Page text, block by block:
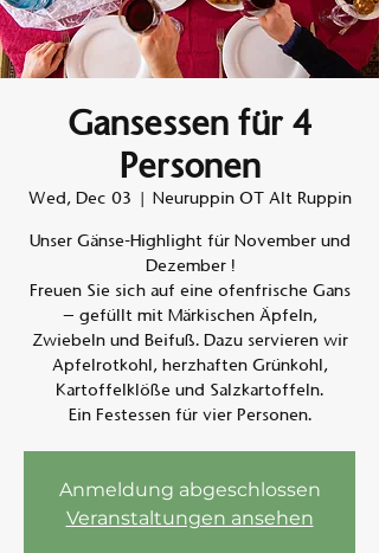
Gansessen für 4
Personen
Wed, Dec 03
  |
Neuruppin OT Alt Ruppin
Unser Gänse-Highlight für November und
Dezember !
Freuen Sie sich auf eine ofenfrische Gans
– gefüllt mit Märkischen Äpfeln,
Zwiebeln und Beifuß. Dazu servieren wir
Apfelrotkohl, herzhaften Grünkohl,
Kartoffelklöße und Salzkartoffeln.
Ein Festessen für vier Personen.
Anmeldung abgeschlossen
Veranstaltungen ansehen